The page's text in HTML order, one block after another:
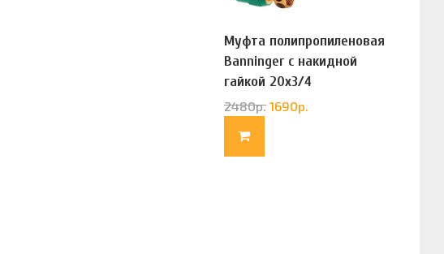
Муфта полипропиленовая
Banninger с накидной
гайкой 20х3/4
(G83322020)
2480р. 1690р.